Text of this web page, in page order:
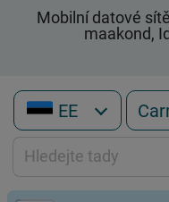
Mobilní datové
maakond,
EE